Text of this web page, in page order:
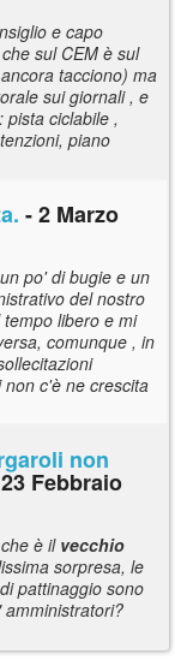
e capo
sul CEM è sul
tacciono) ma
sui giornali , e
ciclabile ,
piano
- 2 Marzo
po' di bugie e un
del nostro
libero e mi
comunque , in
c'è ne crescita
non
Febbraio
è il vecchio
sorpresa, le
pattinaggio sono